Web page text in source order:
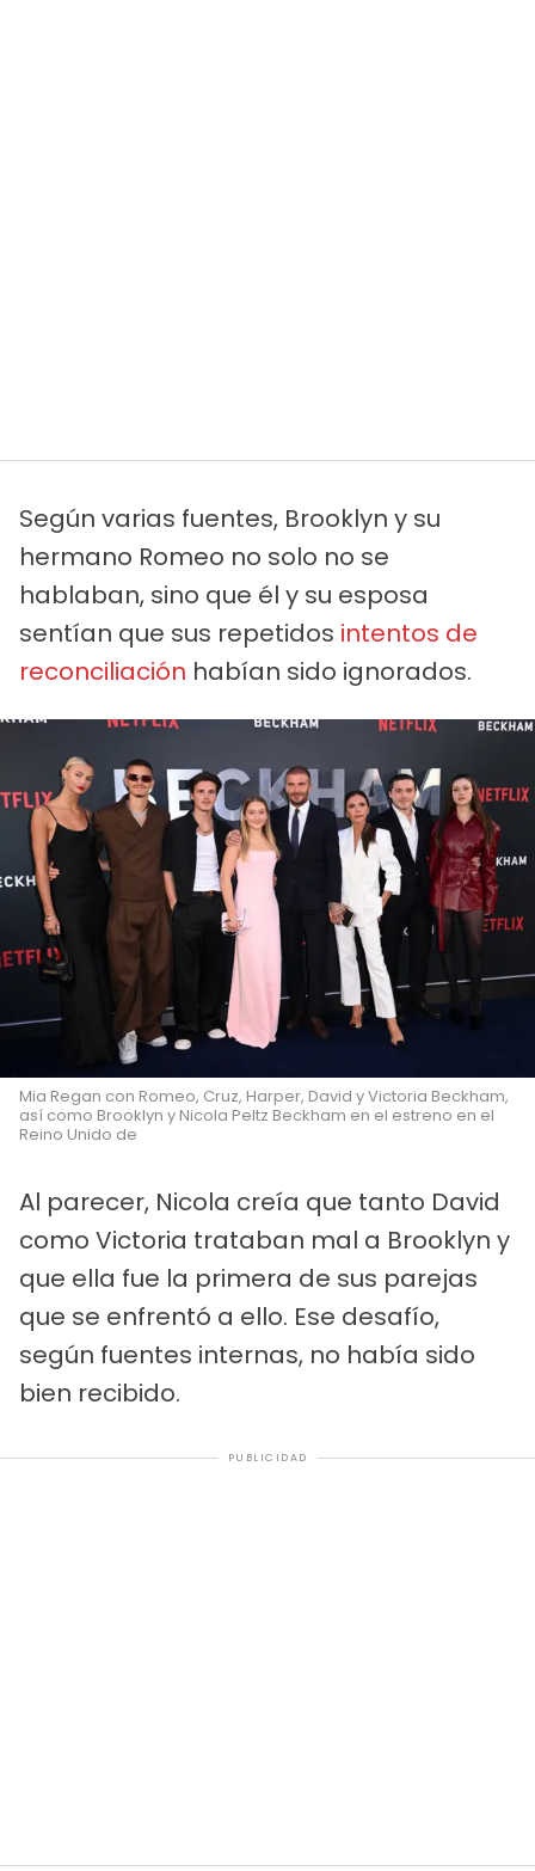
Según varias fuentes, Brooklyn y su
hermano Romeo no solo no se
hablaban, sino que él y su esposa
sentían que sus repetidos intentos de
reconciliación habían sido ignorados.
Mia Regan con Romeo, Cruz, Harper, David y Victoria Beckham,
así como Brooklyn y Nicola Peltz Beckham en el estreno en el
Reino Unido de
Al parecer, Nicola creía que tanto David
como Victoria trataban mal a Brooklyn y
que ella fue la primera de sus parejas
que se enfrentó a ello. Ese desafío,
según fuentes internas, no había sido
bien recibido.
PUBLICIDAD